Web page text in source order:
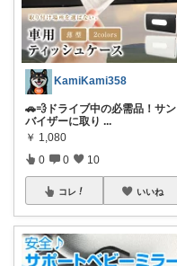
KamiKami358
🚗💨ドライブ中の必需品！サン
バイザーに取り ...
￥ 1,080
0 0 10
コレ いいね